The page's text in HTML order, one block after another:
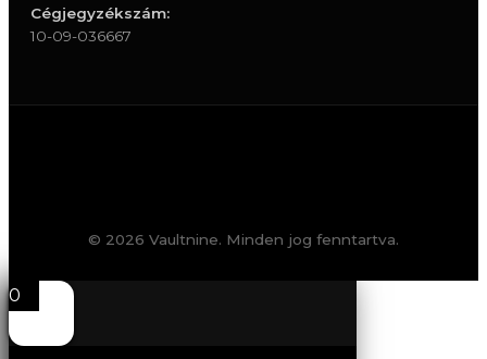
Cégjegyzékszám:
10-09-036667
© 2026 Vaultnine. Minden jog fenntartva.
0